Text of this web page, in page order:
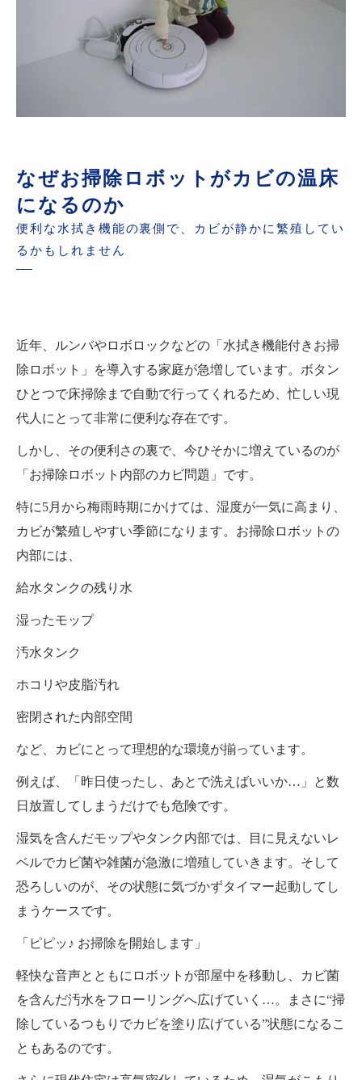
なぜお掃除ロボットがカビの温床
になるのか
便利な水拭き機能の裏側で、カビが静かに繁殖してい
るかもしれません
近年、ルンバやロボロックなどの「水拭き機能付きお掃
除ロボット」を導入する家庭が急増しています。ボタン
ひとつで床掃除まで自動で行ってくれるため、忙しい現
代人にとって非常に便利な存在です。
しかし、その便利さの裏で、今ひそかに増えているのが
「お掃除ロボット内部のカビ問題」です。
特に5月から梅雨時期にかけては、湿度が一気に高まり、
カビが繁殖しやすい季節になります。お掃除ロボットの
内部には、
給水タンクの残り水
湿ったモップ
汚水タンク
ホコリや皮脂汚れ
密閉された内部空間
など、カビにとって理想的な環境が揃っています。
例えば、「昨日使ったし、あとで洗えばいいか…」と数
日放置してしまうだけでも危険です。
湿気を含んだモップやタンク内部では、目に見えないレ
ベルでカビ菌や雑菌が急激に増殖していきます。そして
恐ろしいのが、その状態に気づかずタイマー起動してし
まうケースです。
「ピピッ♪ お掃除を開始します」
軽快な音声とともにロボットが部屋中を移動し、カビ菌
を含んだ汚水をフローリングへ広げていく…。まさに“掃
除しているつもりでカビを塗り広げている”状態になるこ
ともあるのです。